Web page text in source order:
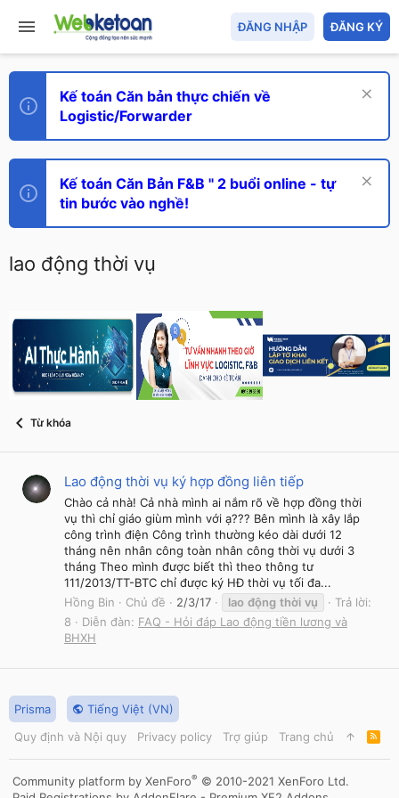
ĐĂNG NHẬP ĐĂNG KÝ
Kế toán Căn bản thực chiến về
Logistic/Forwarder
Kế toán Căn Bản F&B " 2 buổi online - tự
tin bước vào nghề!
lao động thời vụ
Từ khóa
Lao động thời vụ ký hợp đồng liên tiếp
Chào cả nhà! Cả nhà mình ai nắm rõ về hợp đồng thời
vụ thì chỉ giáo giùm mình với ạ??? Bên mình là xây lắp
công trình điện Công trình thường kéo dài dưới 12
tháng nên nhân công toàn nhân công thời vụ dưới 3
tháng Theo mình được biết thì theo thông tư
111/2013/TT-BTC chỉ được ký HĐ thời vụ tối đa...
Hồng Bin
Chủ đề 2/3/17 lao động thời vụ
Trả lời:
8
Diễn đàn: FAQ - Hỏi đáp Lao động tiền lương và
BHXH
Prisma
Tiếng Việt (VN)
Quy định và Nội quy
Privacy policy Trợ giúp Trang chủ
R
S
S
Community platform by XenForo® © 2010-2021 XenForo Ltd.